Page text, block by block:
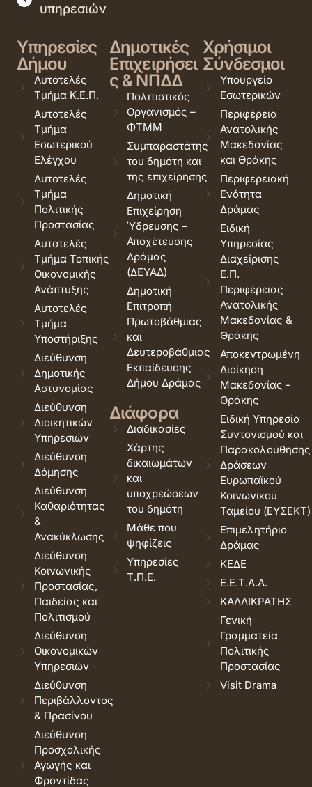
υπηρεσιών
Υπηρεσίες
Δήμου
Αυτοτελές
Τμήμα Κ.Ε.Π.
Αυτοτελές
Τμήμα
Εσωτερικού
Ελέγχου
Αυτοτελές
Τμήμα
Πολιτικής
Προστασίας
Αυτοτελές
Τμήμα Τοπικής
Οικονομικής
Ανάπτυξης
Αυτοτελές
Τμήμα
Υποστήριξης
Διεύθυνση
Δημοτικής
Αστυνομίας
Διεύθυνση
Διοικητικών
Υπηρεσιών
Διεύθυνση
Δόμησης
Διεύθυνση
Καθαριότητας
&
Ανακύκλωσης
Διεύθυνση
Κοινωνικής
Προστασίας,
Παιδείας και
Πολιτισμού
Διεύθυνση
Οικονομικών
Υπηρεσιών
Διεύθυνση
Περιβάλλοντος
& Πρασίνου
Διεύθυνση
Προσχολικής
Αγωγής και
Φροντίδας
Δημοτικές
Επιχειρήσει
ς & ΝΠΔΔ
Πολιτιστικός
Οργανισμός –
ΦΤΜΜ
Συμπαραστάτης
του δημότη και
της επιχείρησης
Δημοτική
Επιχείρηση
Ύδρευσης –
Αποχέτευσης
Δράμας
(ΔΕΥΑΔ)
Δημοτική
Επιτροπή
Πρωτοβάθμιας
και
Δευτεροβάθμιας
Εκπαίδευσης
Δήμου Δράμας
Διάφορα
Διαδικασίες
Χάρτης
δικαιωμάτων
και
υποχρεώσεων
του δημότη
Μάθε που
ψηφίζεις
Υπηρεσίες
Τ.Π.Ε.
Χρήσιμοι
Σύνδεσμοι
Υπουργείο
Εσωτερικών
Περιφέρεια
Ανατολικής
Μακεδονίας
και Θράκης
Περιφερειακή
Ενότητα
Δράμας
Ειδική
Υπηρεσίας
Διαχείρισης
Ε.Π.
Περιφέρειας
Ανατολικής
Μακεδονίας &
Θράκης
Αποκεντρωμένη
Διοίκηση
Μακεδονίας -
Θράκης
Ειδική Υπηρεσία
Συντονισμού και
Παρακολούθησης
Δράσεων
Ευρωπαϊκού
Κοινωνικού
Ταμείου (ΕΥΣΕΚΤ)
Επιμελητήριο
Δράμας
ΚΕΔΕ
Ε.Ε.Τ.Α.Α.
ΚΑΛΛΙΚΡΑΤΗΣ
Γενική
Γραμματεία
Πολιτικής
Προστασίας
Visit Drama